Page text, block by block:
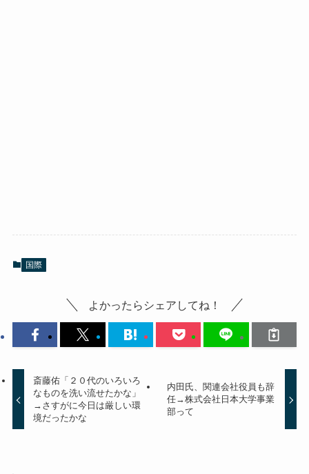
国際
よかったらシェアしてね！
斎藤佑「２０代のいろいろ
なものを洗い流せたかな」
→さすがに今日は厳しい環
境だったかな
内田氏、関連会社役員も辞
任→株式会社日本大学事業
部って